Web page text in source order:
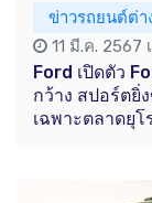
ข่าวรถยนต์ต่า
11 มี.ค. 2567
Ford เปิดตัว
กว้าง สปอร์ตยิ่
เฉพาะตลาดยุโ